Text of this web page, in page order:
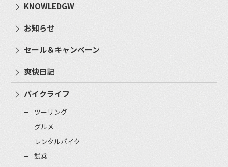
KNOWLEDGW
お知らせ
セール＆キャンペーン
爽快日記
バイクライフ
ツーリング
グルメ
レンタルバイク
試乗